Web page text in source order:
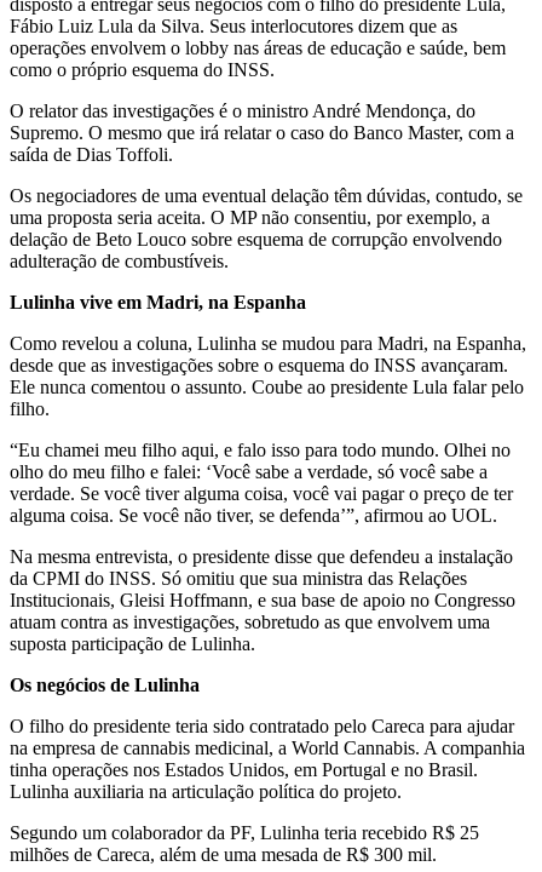
Fábio Luiz Lula da Silva. Seus interlocutores dizem que as
operações envolvem o lobby nas áreas de educação e saúde, bem
como o próprio esquema do INSS.
O relator das investigações é o ministro André Mendonça, do
Supremo. O mesmo que irá relatar o caso do Banco Master, com a
saída de Dias Toffoli.
Os negociadores de uma eventual delação têm dúvidas, contudo, se
uma proposta seria aceita. O MP não consentiu, por exemplo, a
delação de Beto Louco sobre esquema de corrupção envolvendo
adulteração de combustíveis.
Lulinha vive em Madri, na Espanha
Como revelou a coluna, Lulinha se mudou para Madri, na Espanha,
desde que as investigações sobre o esquema do INSS avançaram.
Ele nunca comentou o assunto. Coube ao presidente Lula falar pelo
filho.
“Eu chamei meu filho aqui, e falo isso para todo mundo. Olhei no
olho do meu filho e falei: ‘Você sabe a verdade, só você sabe a
verdade. Se você tiver alguma coisa, você vai pagar o preço de ter
alguma coisa. Se você não tiver, se defenda’”, afirmou ao UOL.
Na mesma entrevista, o presidente disse que defendeu a instalação
da CPMI do INSS. Só omitiu que sua ministra das Relações
Institucionais, Gleisi Hoffmann, e sua base de apoio no Congresso
atuam contra as investigações, sobretudo as que envolvem uma
suposta participação de Lulinha.
Os negócios de Lulinha
O filho do presidente teria sido contratado pelo Careca para ajudar
na empresa de cannabis medicinal, a World Cannabis. A companhia
tinha operações nos Estados Unidos, em Portugal e no Brasil.
Lulinha auxiliaria na articulação política do projeto.
Segundo um colaborador da PF, Lulinha teria recebido R$ 25
milhões de Careca, além de uma mesada de R$ 300 mil.